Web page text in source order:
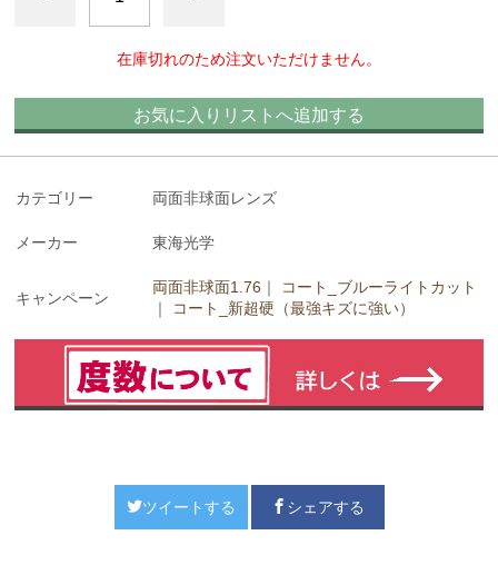
在庫切れのため注文いただけません。
お気に入りリストへ追加する
カテゴリー 両面非球面レンズ
メーカー 東海光学
キャンペーン
両面非球面1.76 ｜
コート_ブルーライトカット
｜
コート_新超硬（最強キズに強い）
ツイートする シェアする